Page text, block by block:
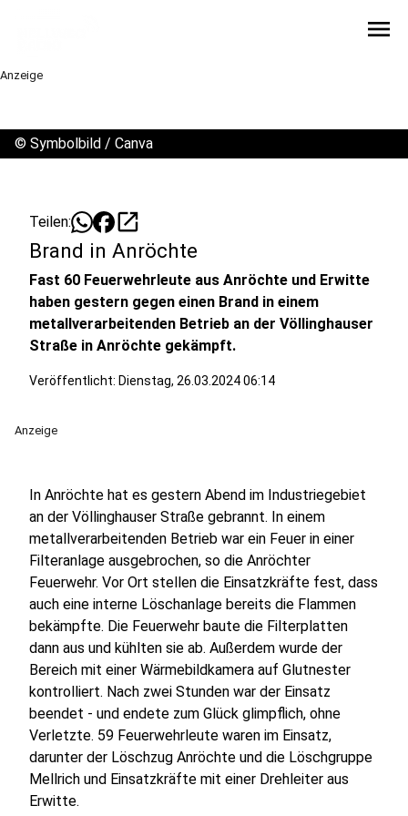
menu
Anzeige
© Symbolbild / Canva
Teilen: open_in_new
Brand in Anröchte
Fast 60 Feuerwehrleute aus Anröchte und Erwitte
haben gestern gegen einen Brand in einem
metallverarbeitenden Betrieb an der Völlinghauser
Straße in Anröchte gekämpft.
Veröffentlicht: Dienstag, 26.03.2024 06:14
Anzeige
In Anröchte hat es gestern Abend im Industriegebiet
an der Völlinghauser Straße gebrannt. In einem
metallverarbeitenden Betrieb war ein Feuer in einer
Filteranlage ausgebrochen, so die Anröchter
Feuerwehr. Vor Ort stellen die Einsatzkräfte fest, dass
auch eine interne Löschanlage bereits die Flammen
bekämpfte. Die Feuerwehr baute die Filterplatten
dann aus und kühlten sie ab. Außerdem wurde der
Bereich mit einer Wärmebildkamera auf Glutnester
kontrolliert. Nach zwei Stunden war der Einsatz
beendet - und endete zum Glück glimpflich, ohne
Verletzte. 59 Feuerwehrleute waren im Einsatz,
darunter der Löschzug Anröchte und die Löschgruppe
Mellrich und Einsatzkräfte mit einer Drehleiter aus
Erwitte.